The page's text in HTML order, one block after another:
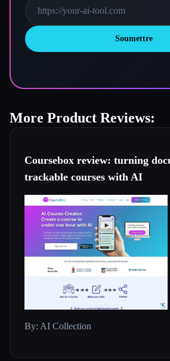
Soumettre
More Product Reviews:
Coursebox review: turning
trackable courses with AI
By: AI Collection